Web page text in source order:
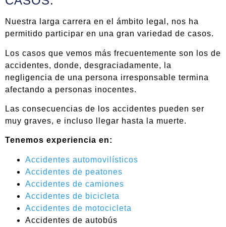
Nuestra larga carrera en el ámbito legal, nos ha
permitido participar en una gran variedad de casos.
Los casos que vemos más frecuentemente son los de
accidentes, donde, desgraciadamente, la
negligencia de una persona irresponsable termina
afectando a personas inocentes.
Las consecuencias de los accidentes pueden ser
muy graves, e incluso llegar hasta la muerte.
Tenemos experiencia en:
Accidentes automovilísticos
Accidentes de peatones
Accidentes de camiones
Accidentes de bicicleta
Accidentes de motocicleta
Accidentes de autobús